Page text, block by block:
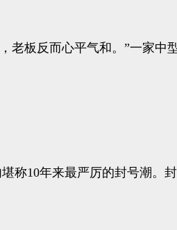
板反而心平气和。”一家中
称10年来最严厉的封号潮。